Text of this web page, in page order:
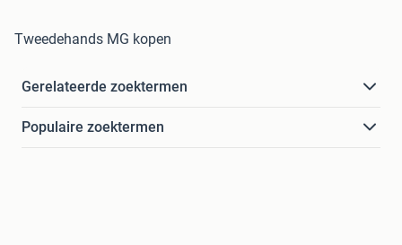
Tweedehands MG kopen
Gerelateerde zoektermen
Populaire zoektermen